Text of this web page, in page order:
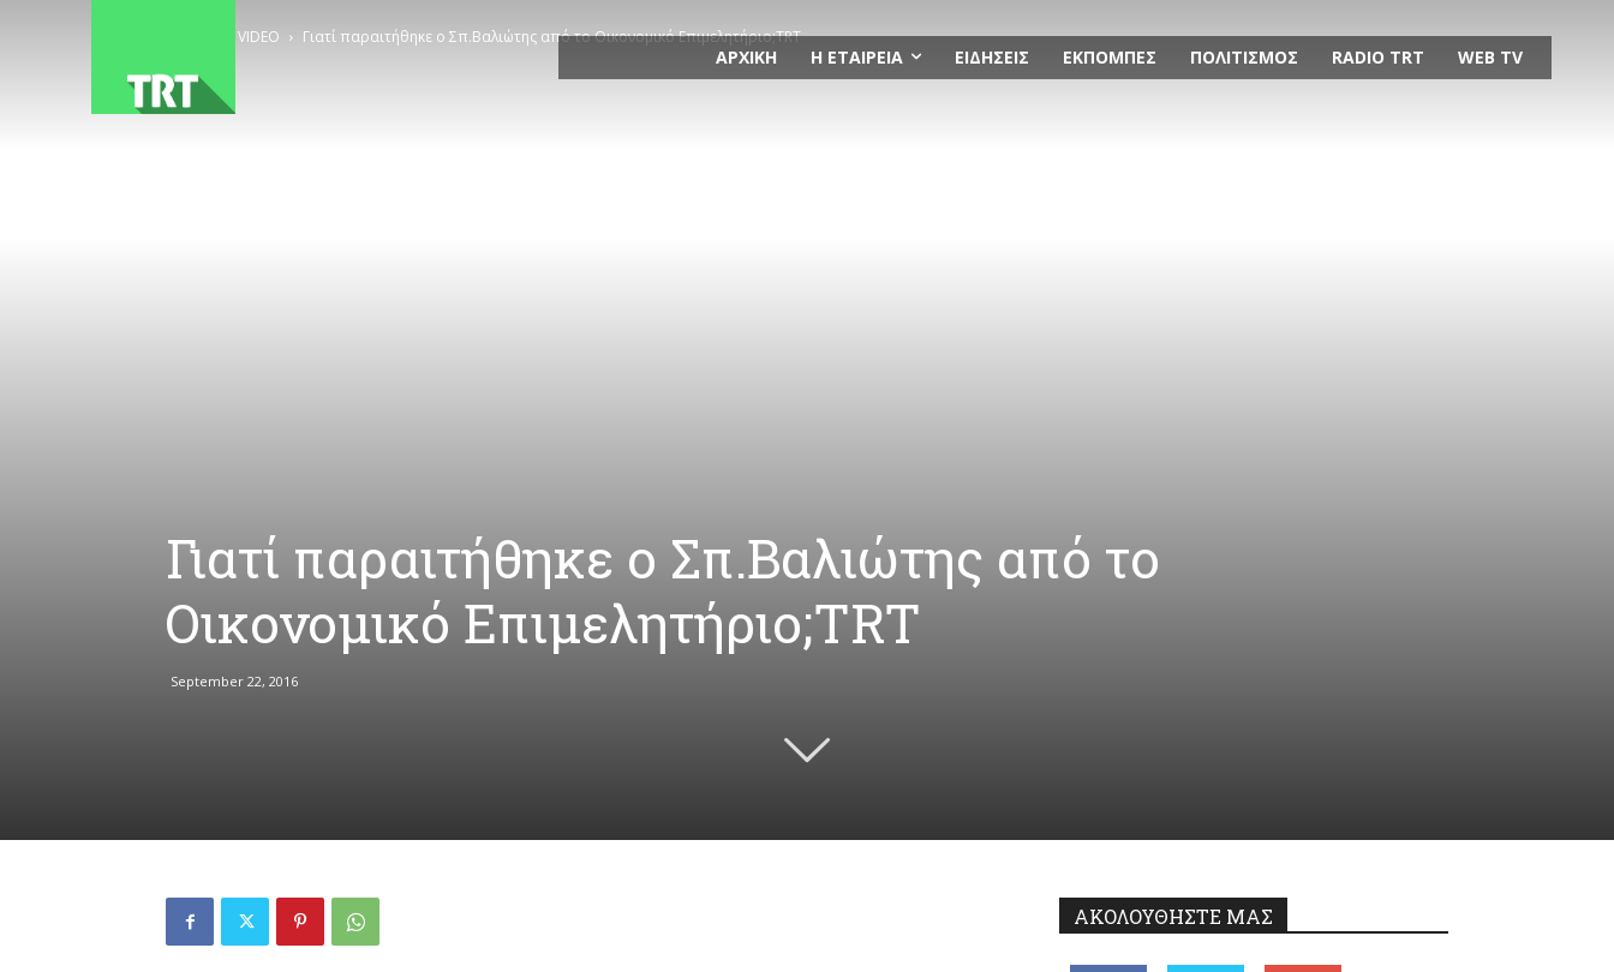
ΑΡΧΙΚΗ Η ΕΤΑΙΡΕΙΑ ΕΙΔΗΣΕΙΣ ΕΚΠΟΜΠΕΣ ΠΟΛΙΤΙΣΜΟΣ RADIO TRT WEB TV
VIDEO Γιατί παραιτήθηκε ο Σπ.Βαλιώτης από το Οικονομικό Επιμελητήριο;TRT
Γιατί παραιτήθηκε ο Σπ.Βαλιώτης από το
Οικονομικό Επιμελητήριο;TRT
September 22, 2016
ΑΚΟΛΟΥΘΗΣΤΕ ΜΑΣ